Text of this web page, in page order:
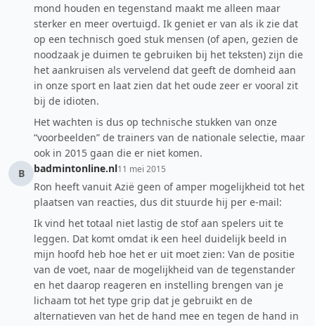
mond houden en tegenstand maakt me alleen maar
sterker en meer overtuigd. Ik geniet er van als ik zie dat
op een technisch goed stuk mensen (of apen, gezien de
noodzaak je duimen te gebruiken bij het teksten) zijn die
het aankruisen als vervelend dat geeft de domheid aan
in onze sport en laat zien dat het oude zeer er vooral zit
bij de idioten.
Het wachten is dus op technische stukken van onze
“voorbeelden” de trainers van de nationale selectie, maar
ook in 2015 gaan die er niet komen.
B
badmintonline.nl11 mei 2015
Ron heeft vanuit Azië geen of amper mogelijkheid tot het
plaatsen van reacties, dus dit stuurde hij per e-mail:
Ik vind het totaal niet lastig de stof aan spelers uit te
leggen. Dat komt omdat ik een heel duidelijk beeld in
mijn hoofd heb hoe het er uit moet zien: Van de positie
van de voet, naar de mogelijkheid van de tegenstander
en het daarop reageren en instelling brengen van je
lichaam tot het type grip dat je gebruikt en de
alternatieven van het de hand mee en tegen de hand in